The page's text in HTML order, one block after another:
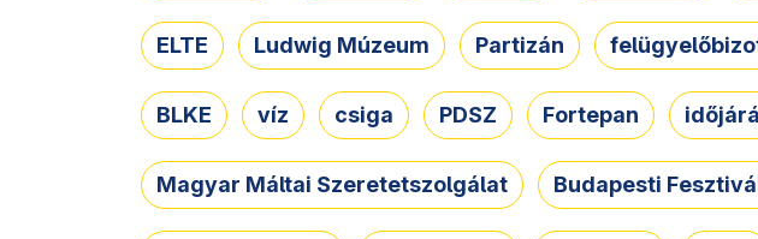
ELTE Ludwig Múzeum Partizán
BLKE víz csiga PDSZ Fortepan
Magyar Máltai Szeretetszolgálat Budapesti